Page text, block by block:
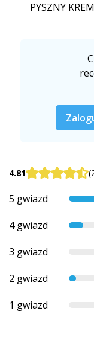
PYSZNY
4.81
5 gwiazd
4 gwiazd
3 gwiazd
2 gwiazd
1 gwiazd